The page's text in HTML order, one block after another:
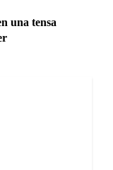
una tensa